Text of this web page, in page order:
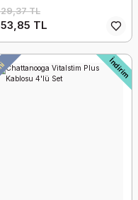
TL
TL
İndirim